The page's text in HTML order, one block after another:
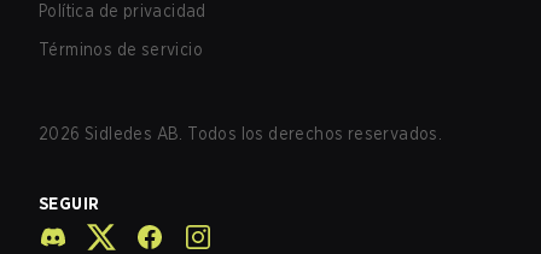
Política de privacidad
Términos de servicio
2026 Sidledes AB. Todos los derechos reservados.
SEGUIR